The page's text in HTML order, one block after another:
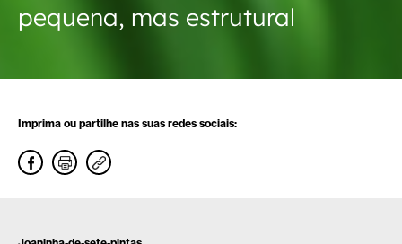
pequena, mas estrutural
Imprima ou partilhe nas suas redes sociais: